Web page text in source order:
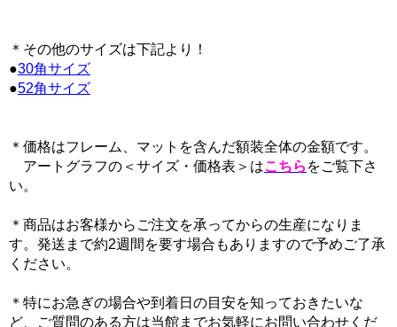
＊その他のサイズは下記より！
●30角サイズ
●52角サイズ
＊価格はフレーム、マットを含んだ額装全体の金額です。
アートグラフの＜サイズ・価格表＞はこちら をご覧下さ
い。
＊商品はお客様からご注文を承ってからの生産になりま
す。発送まで約2週間を要す場合もありますので予めご了承
ください。
＊特にお急ぎの場合や到着日の目安を知っておきたいな
ど、ご質問のある方は当館までお気軽にお問い合わせくだ